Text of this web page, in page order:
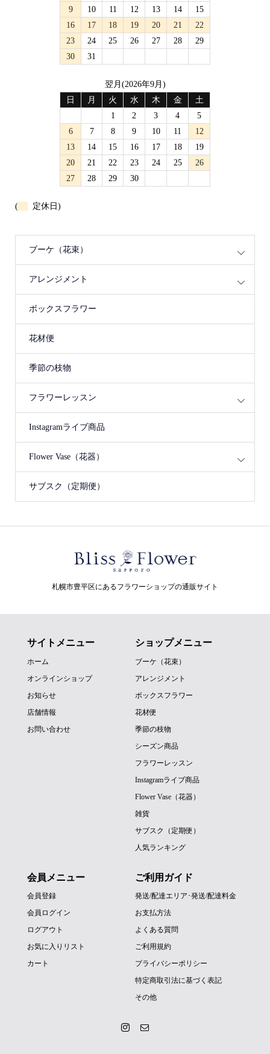
9
10 11 12 13 14
15
16
17 18 19 20 21
22
23
24 25 26 27 28
29
30
31
翌月(2026年9月)
日
月 火 水 木 金
土
1
2 3 4
5
6
7 8 9 10 11
12
13
14 15 16 17 18
19
20
21 22 23 24 25
26
27
28 29 30
( 定休日)
ブーケ（花束）
アレンジメント
ボックスフラワー
花材便
季節の枝物
フラワーレッスン
Instagramライブ商品
Flower Vase（花器）
サブスク（定期便）
札幌市豊平区にあるフラワーショップの通販サイト
サイトメニュー
ホーム
オンラインショップ
お知らせ
店舗情報
お問い合わせ
ショップメニュー
ブーケ（花束）
アレンジメント
ボックスフラワー
花材便
季節の枝物
シーズン商品
フラワーレッスン
Instagramライブ商品
Flower Vase（花器）
雑貨
サブスク（定期便）
人気ランキング
会員メニュー
会員登録
会員ログイン
ログアウト
お気に入りリスト
カート
ご利用ガイド
発送/配達エリア･発送/配達料金
お支払方法
よくある質問
ご利用規約
プライバシーポリシー
特定商取引法に基づく表記
その他